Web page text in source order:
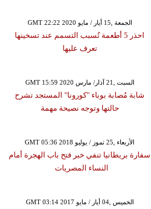
GMT 22:22 2020 الجمعة ,15 أيار / مايو
احذر 5 أطعمة تُسبب التسمم عند تسخينها
تعرف عليها
GMT 15:59 2020 السبت ,21 آذار/ مارس
شابة مُصابة بوباء "كورونا" المستجد تشرح
حالتها وتوجه نصيحة مهمة
GMT 05:36 2018 الأربعاء ,25 تموز / يوليو
سفارة بريطانيا تنفي خبر فتح باب الهجرة أمام
النساء المصريات
GMT 03:14 2017 الخميس ,04 أيار / مايو